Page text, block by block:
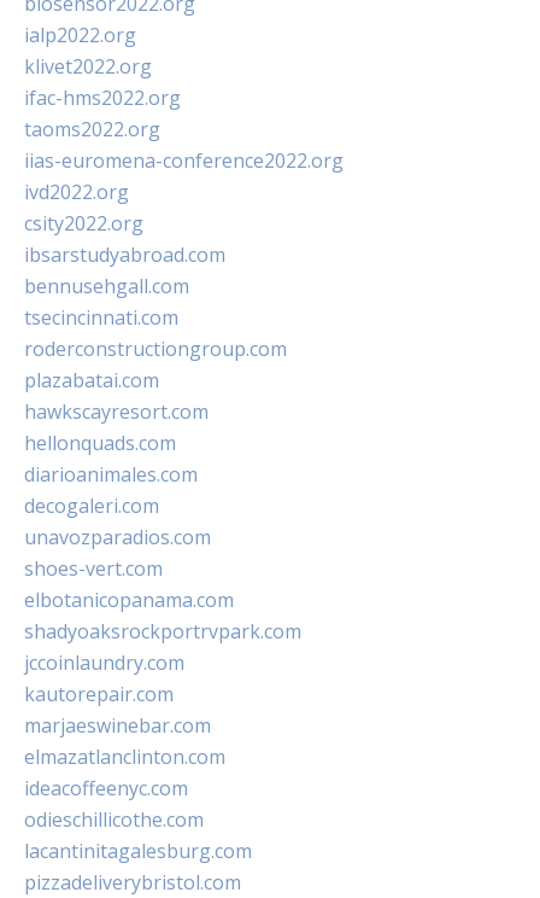
ialp2022.org
klivet2022.org
ifac-hms2022.org
taoms2022.org
iias-euromena-conference2022.org
ivd2022.org
csity2022.org
ibsarstudyabroad.com
bennusehgall.com
tsecincinnati.com
roderconstructiongroup.com
plazabatai.com
hawkscayresort.com
hellonquads.com
diarioanimales.com
decogaleri.com
unavozparadios.com
shoes-vert.com
elbotanicopanama.com
shadyoaksrockportrvpark.com
jccoinlaundry.com
kautorepair.com
marjaeswinebar.com
elmazatlanclinton.com
ideacoffeenyc.com
odieschillicothe.com
lacantinitagalesburg.com
pizzadeliverybristol.com